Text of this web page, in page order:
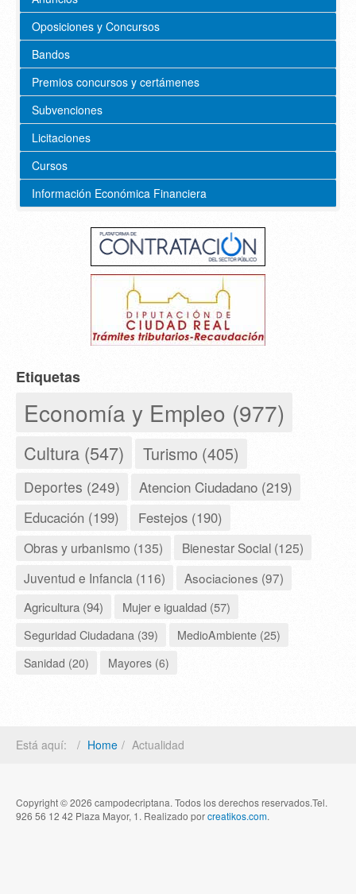
Oposiciones y Concursos
Bandos
Premios concursos y certámenes
Subvenciones
Licitaciones
Cursos
Información Económica Financiera
Etiquetas
Economía y Empleo (977)
Cultura (547) Turismo (405)
Deportes (249) Atencion Ciudadano (219)
Educación (199) Festejos (190)
Obras y urbanismo (135)
Bienestar Social (125)
Juventud e Infancia (116)
Asociaciones (97)
Agricultura (94)
Mujer e igualdad (57)
Seguridad Ciudadana (39)
MedioAmbiente (25)
Sanidad (20)
Mayores (6)
Está aquí: Home Actualidad
Copyright © 2026 campodecriptana. Todos los derechos reservados.Tel.
926 56 12 42 Plaza Mayor, 1. Realizado porcreatikos.com.